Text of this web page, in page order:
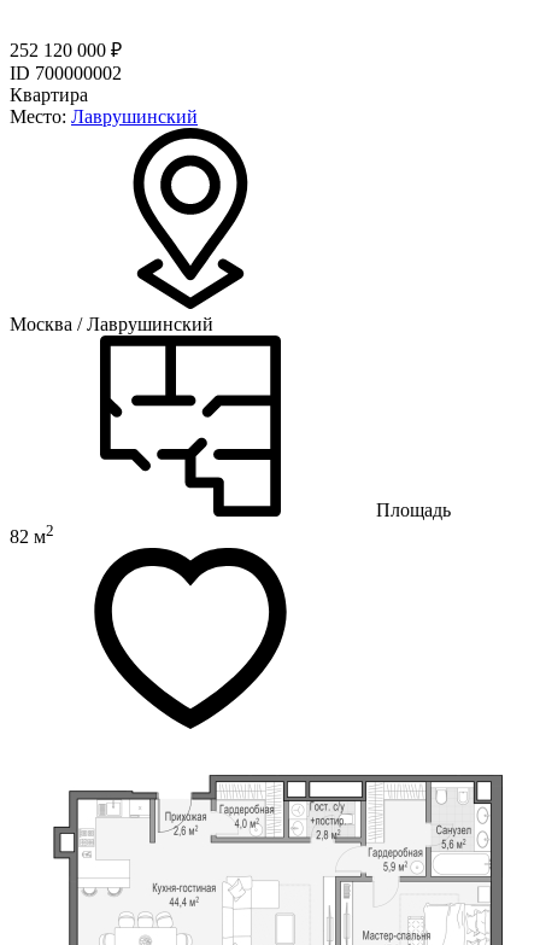
252 120 000 ₽
ID 700000002
Квартира
Место: Лаврушинский
Москва / Лаврушинский
Площадь
82 м2